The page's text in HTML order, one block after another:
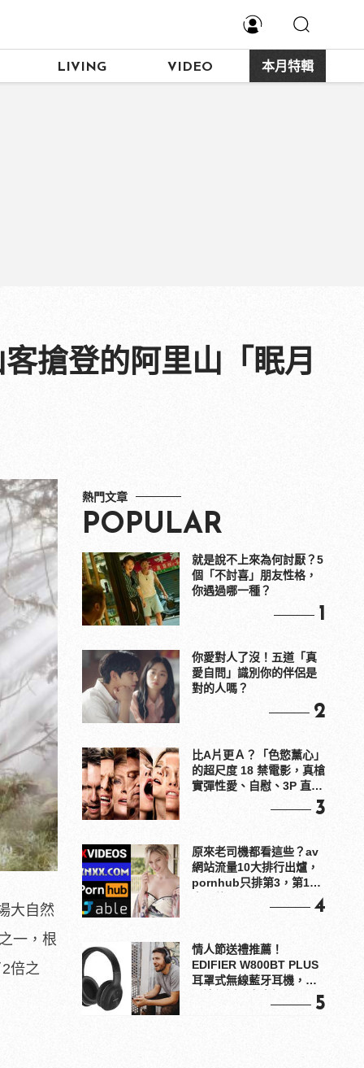
LIVING VIDEO 本月特輯
搶登的阿里山「眠月
大自然
一，根
倍之
熱門文章
POPULAR
就是說不上來為何討厭？5
個「不討喜」朋友性格，
你遇過哪一種？
1
你愛對人了沒！五道「真
愛自問」識別你的伴侶是
對的人嗎？
2
比A片更Ａ？「色慾薰心」
的超尺度 18 禁電影，真槍
實彈性愛、自慰、3P 直接
3
原來老司機都看這些？av
網站流量10大排行出爐，
pornhub只排第3，第1名
4
情人節送禮推薦！
EDIFIER W800BT PLUS
耳罩式無線藍牙耳機，在
5